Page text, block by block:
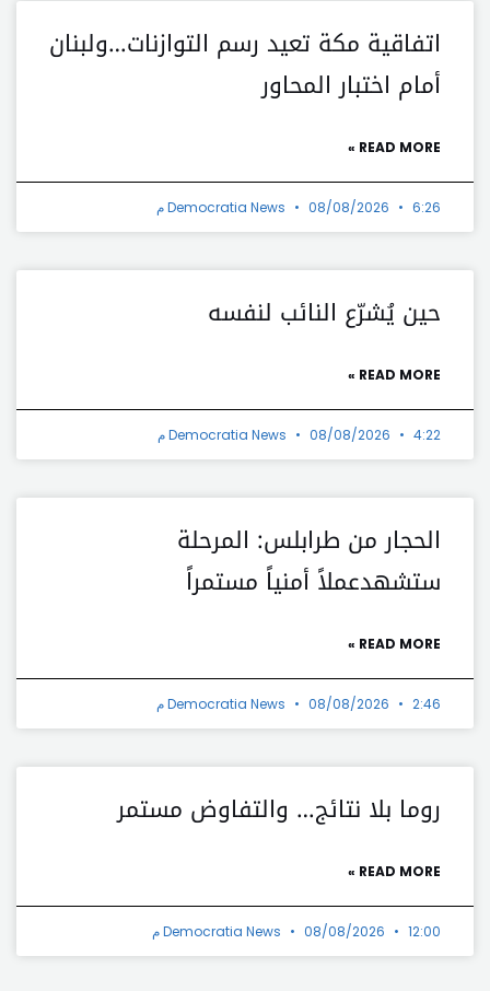
اتفاقية مكة تعيد رسم التوازنات…ولبنان
أمام اختبار المحاور
READ MORE »
Democratia News 08/08/2026 6:26 م
حين يُشرّع النائب لنفسه
READ MORE »
Democratia News 08/08/2026 4:22 م
الحجار من طرابلس: المرحلة
ستشهدعملاً أمنياً مستمراً
READ MORE »
Democratia News 08/08/2026 2:46 م
روما بلا نتائج… والتفاوض مستمر
READ MORE »
Democratia News 08/08/2026 12:00 م